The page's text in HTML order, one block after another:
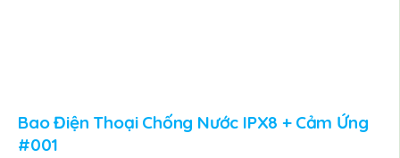
Bao Điện Thoại Chống Nước IPX8 + Cảm Ứng
#001